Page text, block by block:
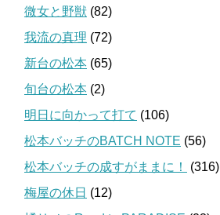
微女と野獣 (82)
我流の真理 (72)
新台の松本 (65)
旬台の松本 (2)
明日に向かって打て (106)
松本バッチのBATCH NOTE (56)
松本バッチの成すがままに！
(316)
梅屋の休日 (12)